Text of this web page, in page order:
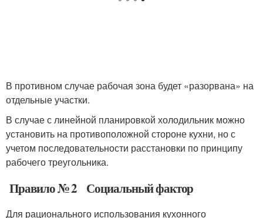
В противном случае рабочая зона будет «разорвана» на
отдельные участки.
В случае с линейной планировкой холодильник можно
установить на противоположной стороне кухни, но с
учетом последовательности расстановки по принципу
рабочего треугольника.
Правило № 2 Социальный фактор
Для рационального использования кухонного